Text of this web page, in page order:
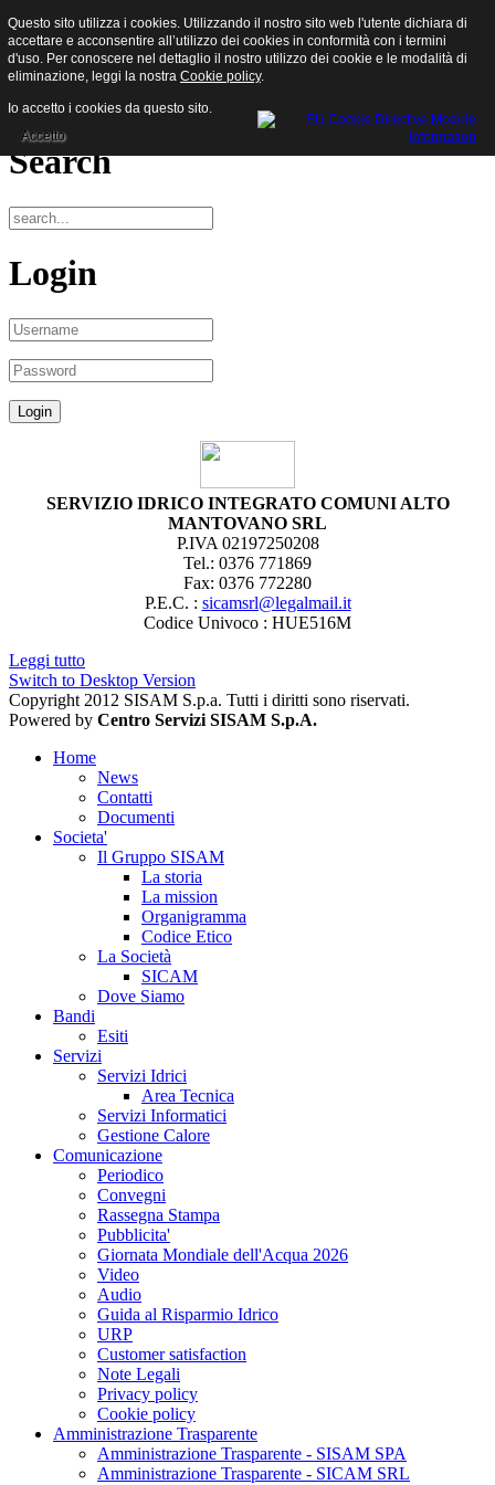
Sisam S.p.a.
Menu
Search
Login
SERVIZIO IDRICO INTEGRATO COMUNI ALTO
MANTOVANO SRL
P.IVA 02197250208
Tel.: 0376 771869
Fax: 0376 772280
P.E.C. : sicamsrl@legalmail.it
Codice Univoco : HUE516M
Leggi tutto
Switch to Desktop Version
Copyright 2012 SISAM S.p.a. Tutti i diritti sono riservati.
Powered by Centro Servizi SISAM S.p.A.
Home
News
Contatti
Documenti
Societa'
Il Gruppo SISAM
La storia
La mission
Organigramma
Codice Etico
La Società
SICAM
Dove Siamo
Bandi
Esiti
Servizi
Servizi Idrici
Area Tecnica
Servizi Informatici
Gestione Calore
Comunicazione
Periodico
Convegni
Rassegna Stampa
Pubblicita'
Giornata Mondiale dell'Acqua 2026
Video
Audio
Guida al Risparmio Idrico
URP
Customer satisfaction
Note Legali
Privacy policy
Cookie policy
Amministrazione Trasparente
Amministrazione Trasparente - SISAM SPA
Amministrazione Trasparente - SICAM SRL
Questo sito utilizza i cookies. Utilizzando il nostro sito web l'utente dichiara di
accettare e acconsentire all’utilizzo dei cookies in conformità con i termini
d'uso. Per conoscere nel dettaglio il nostro utilizzo dei cookie e le modalità di
eliminazione, leggi la nostra Cookie policy.
Io accetto i cookies da questo sito.
Accetto